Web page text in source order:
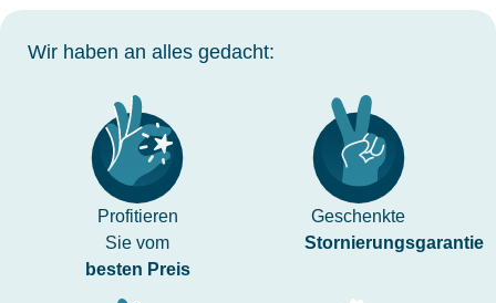
Wir haben an alles gedacht:
Profitieren
Sie vom
besten Preis
Geschenkte
Stornierungsgarantie